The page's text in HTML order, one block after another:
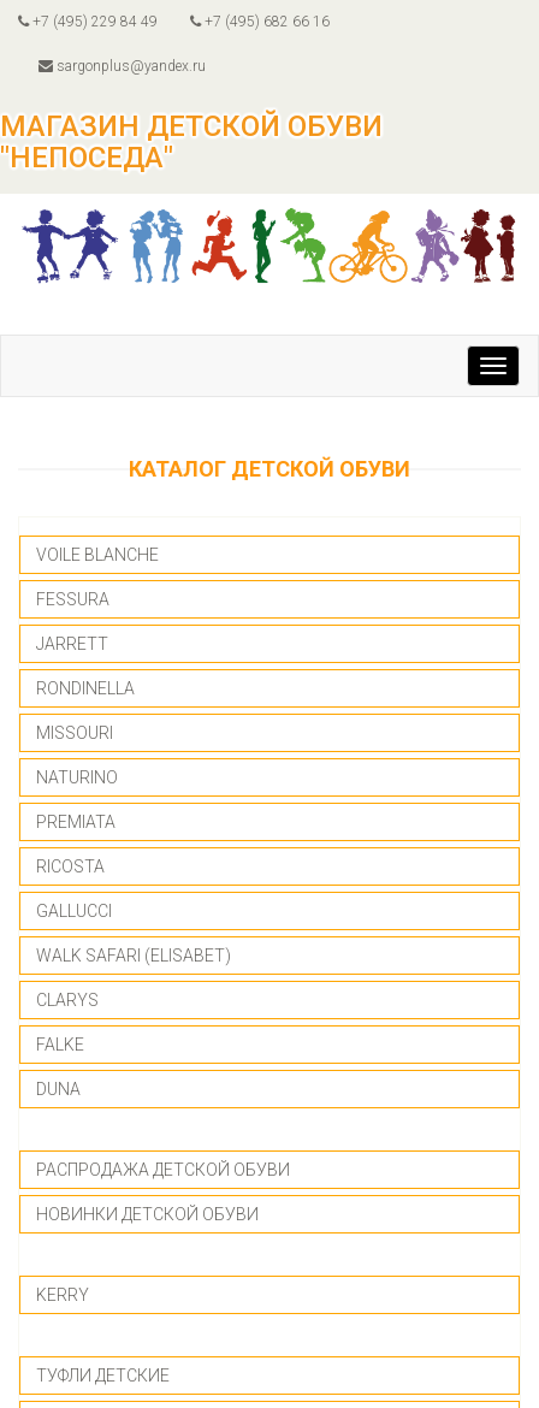
+7 (495) 229 84 49 +7 (495) 682 66 16
sargonplus@yandex.ru
МАГАЗИН ДЕТСКОЙ ОБУВИ
"НЕПОСЕДА"
КАТАЛОГ ДЕТСКОЙ ОБУВИ
VOILE BLANCHE
FESSURA
JARRETT
RONDINELLA
MISSOURI
NATURINO
PREMIATA
RICOSTA
GALLUCCI
WALK SAFARI (ELISABET)
CLARYS
FALKE
DUNA
РАСПРОДАЖА ДЕТСКОЙ ОБУВИ
НОВИНКИ ДЕТСКОЙ ОБУВИ
KERRY
ТУФЛИ ДЕТСКИЕ